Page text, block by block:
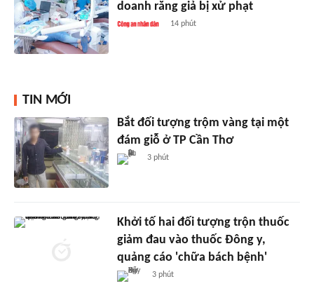
doanh răng giả bị xử phạt
14 phút
TIN MỚI
Bắt đối tượng trộm vàng tại một
đám giỗ ở TP Cần Thơ
3 phút
Khởi tố hai đối tượng trộn thuốc
giảm đau vào thuốc Đông y,
quảng cáo 'chữa bách bệnh'
3 phút